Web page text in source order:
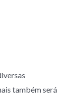
também será